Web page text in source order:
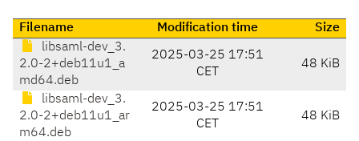
Filename Modification time
Size
libsaml-dev_3.
2.0-2+deb11u1_a
md64.deb
2025-03-25 17:51
CET
48 KiB
libsaml-dev_3.
2.0-2+deb11u1_ar
m64.deb
2025-03-25 17:51
CET
48 KiB